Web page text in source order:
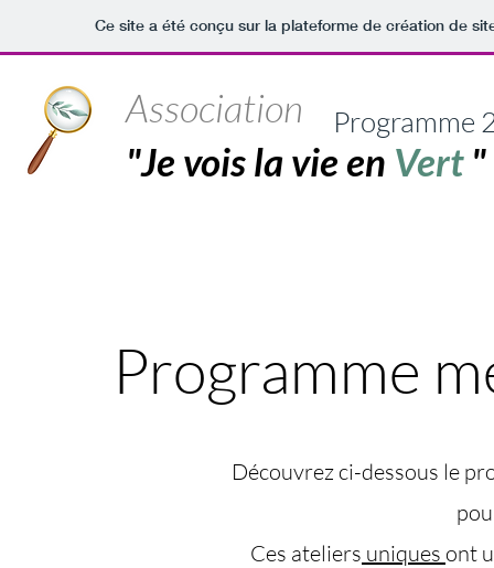
Ce site a été conçu sur la plateforme de création de
Association
"Je vois la vie en Vert"
Programme
Programme
Découvrez ci-dessous le
Ces ateliers uniques ont